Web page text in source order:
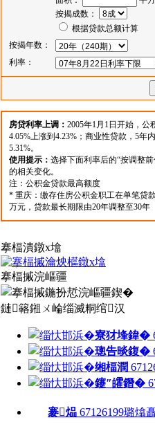
搴楅潰鐓х墖
搴楅摵浣嶇疆
鏈簵鎺ㄨ崘缁滅粡绾汉
寮犲埄鍏�
璁告晱鍑�
缃楅潤
鑳″皬鐕�
褰煰 67126199璐熻